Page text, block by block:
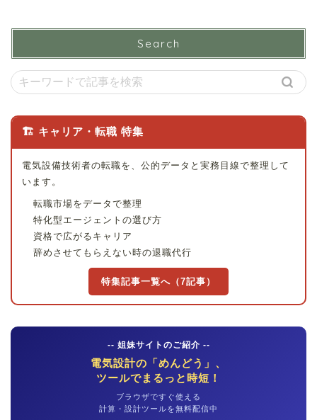
Search
🏗 キャリア・転職 特集
電気設備技術者の転職を、公的データと実務目線で整理して
います。
転職市場をデータで整理
特化型エージェントの選び方
資格で広がるキャリア
辞めさせてもらえない時の退職代行
特集記事一覧へ（7記事）
-- 姐妹サイトのご紹介 --
電気設計の「めんどう」、
ツールでまるっと時短！
ブラウザですぐ使える
計算・設計ツールを無料配信中